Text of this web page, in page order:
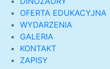
OFERTA EDUKACYJNA
WYDARZENIA
GALERIA
KONTAKT
ZAPISY